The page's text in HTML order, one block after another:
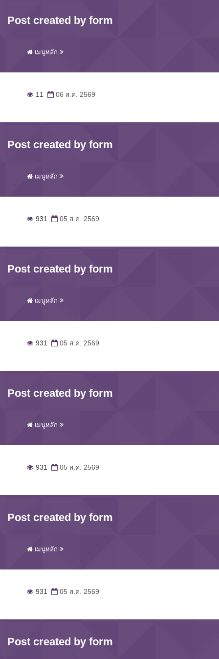
Post created by form
เมนูหลัก
11 06 ส.ค. 2569
Post created by form
เมนูหลัก
931 05 ส.ค. 2569
Post created by form
เมนูหลัก
931 05 ส.ค. 2569
Post created by form
เมนูหลัก
931 05 ส.ค. 2569
Post created by form
เมนูหลัก
931 05 ส.ค. 2569
Post created by form